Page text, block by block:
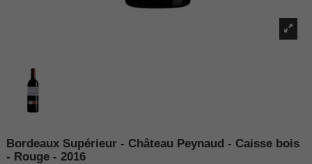
Bordeaux Supérieur - Château Peynaud - Caisse bois
- Rouge - 2016